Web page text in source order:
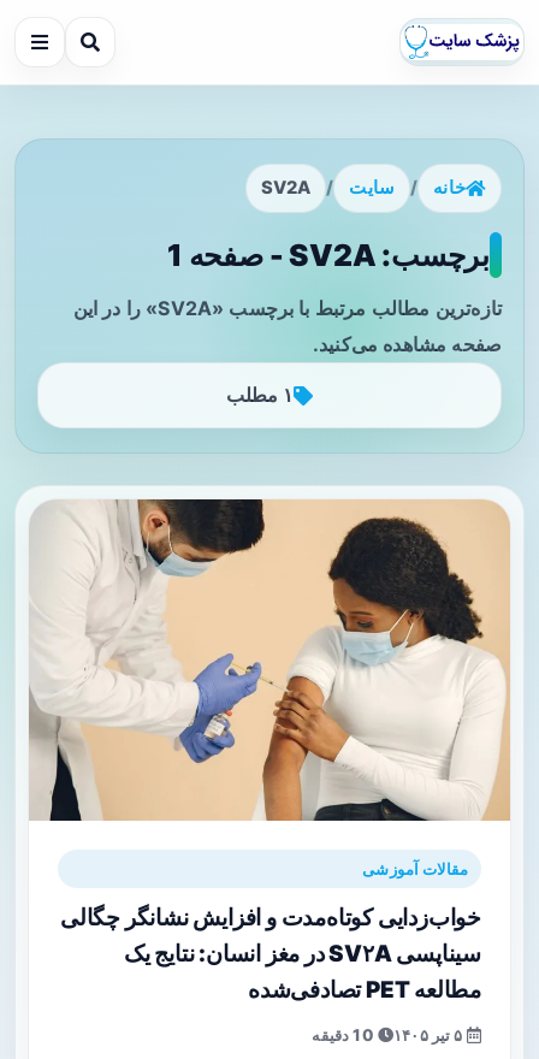
خانه / سایت /
SV2A
برچسب: SV2A - صفحه 1
تازه‌ترین مطالب مرتبط با برچسب «SV2A» را در این
صفحه مشاهده می‌کنید.
۱ مطلب
مقالات آموزشی
خواب‌زدایی کوتاه‌مدت و افزایش نشانگر چگالی
سیناپسی SV۲A در مغز انسان: نتایج یک
مطالعه PET تصادفی‌شده